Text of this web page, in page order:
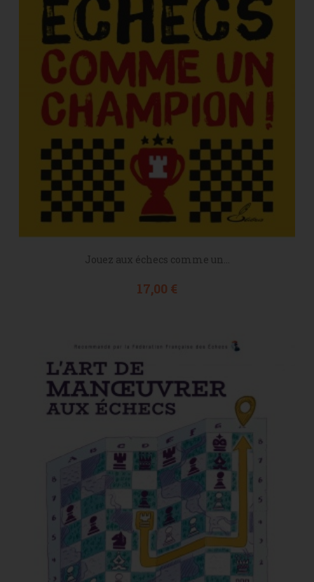
Jouez aux échecs comme un...
Prix
17,00 €